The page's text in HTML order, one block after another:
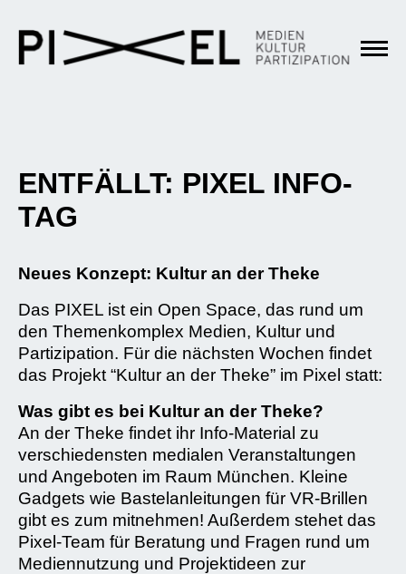
ENTFÄLLT: PIXEL INFO-
TAG
Neues Konzept: Kultur an der Theke
Das PIXEL ist ein Open Space, das rund um
den Themenkomplex Medien, Kultur und
Partizipation. Für die nächsten Wochen findet
das Projekt “Kultur an der Theke” im Pixel statt:
Was gibt es bei Kultur an der Theke?
An der Theke findet ihr Info-Material zu
verschiedensten medialen Veranstaltungen
und Angeboten im Raum München. Kleine
Gadgets wie Bastelanleitungen für VR-Brillen
gibt es zum mitnehmen! Außerdem stehet das
Pixel-Team für Beratung und Fragen rund um
Mediennutzung und Projektideen zur